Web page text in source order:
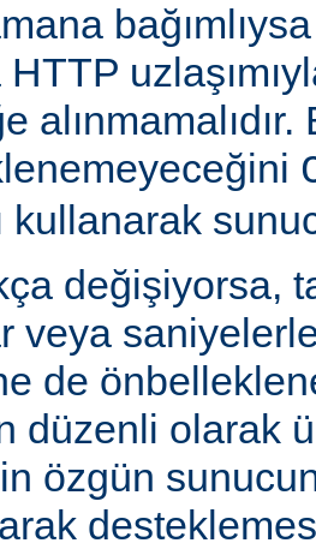
kullanarak
değişiyorsa,
veya
de
düzenli olarak
özgün